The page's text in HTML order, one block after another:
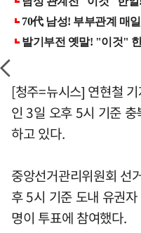
[청주=뉴시스] 연현철
인 3일 오후 5시 기준
하고 있다.
중앙선거관리위원회 선
후 5시 기준 도내 유권
명이 투표에 참여했다.